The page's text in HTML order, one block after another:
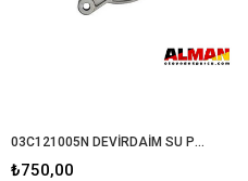
03C121005N DEVİRDAİM SU POMPASI 1.4 TSİ CAX MOTOR +C522
₺750,00